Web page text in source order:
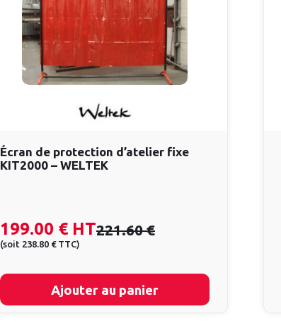
Écran de protection d’atelier fixe
KIT2000 – WELTEK
199.00 € HT221.60 €
(soit 238.80 € TTC)
Ajouter au panier